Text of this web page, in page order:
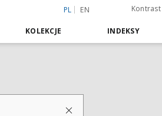
PL EN Kontrast
KOLEKCJE INDEKSY